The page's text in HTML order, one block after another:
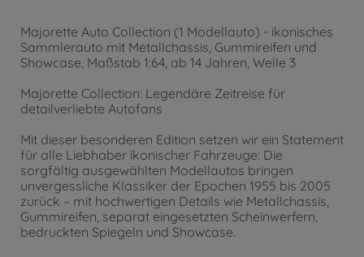
Majorette Auto Collection (1 Modellauto) - ikonisches
Sammlerauto mit Metallchassis, Gummireifen und
Showcase, Maßstab 1:64, ab 14 Jahren, Welle 3
Majorette Collection: Legendäre Zeitreise für
detailverliebte Autofans
Mit dieser besonderen Edition setzen wir ein Statement
für alle Liebhaber ikonischer Fahrzeuge: Die
sorgfältig ausgewählten Modellautos bringen
unvergessliche Klassiker der Epochen 1955 bis 2005
zurück – mit hochwertigen Details wie Metallchassis,
Gummireifen, separat eingesetzten Scheinwerfern,
bedruckten Spiegeln und Showcase.